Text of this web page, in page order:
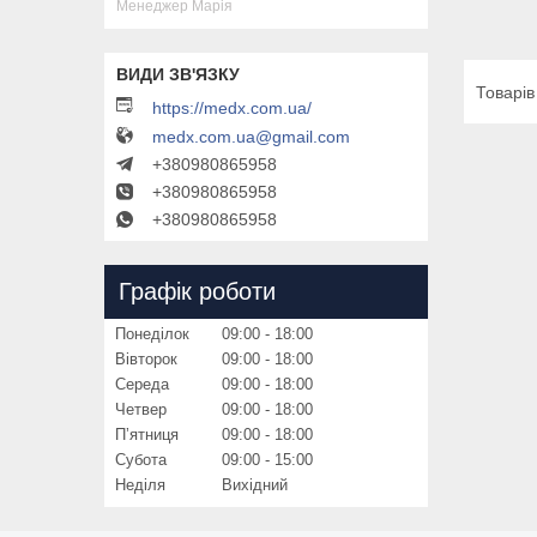
Менеджер Марія
https://medx.com.ua/
medx.com.ua@gmail.com
+380980865958
+380980865958
+380980865958
Графік роботи
Понеділок 09:00
18:00
Вівторок
09:00
18:00
Середа
09:00
18:00
Четвер
09:00
18:00
Пʼятниця
09:00
18:00
Субота
09:00
15:00
Неділя
Вихідний